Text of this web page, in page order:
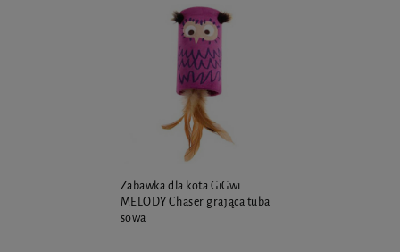
Zabawka dla kota GiGwi
MELODY Chaser grająca tuba
sowa